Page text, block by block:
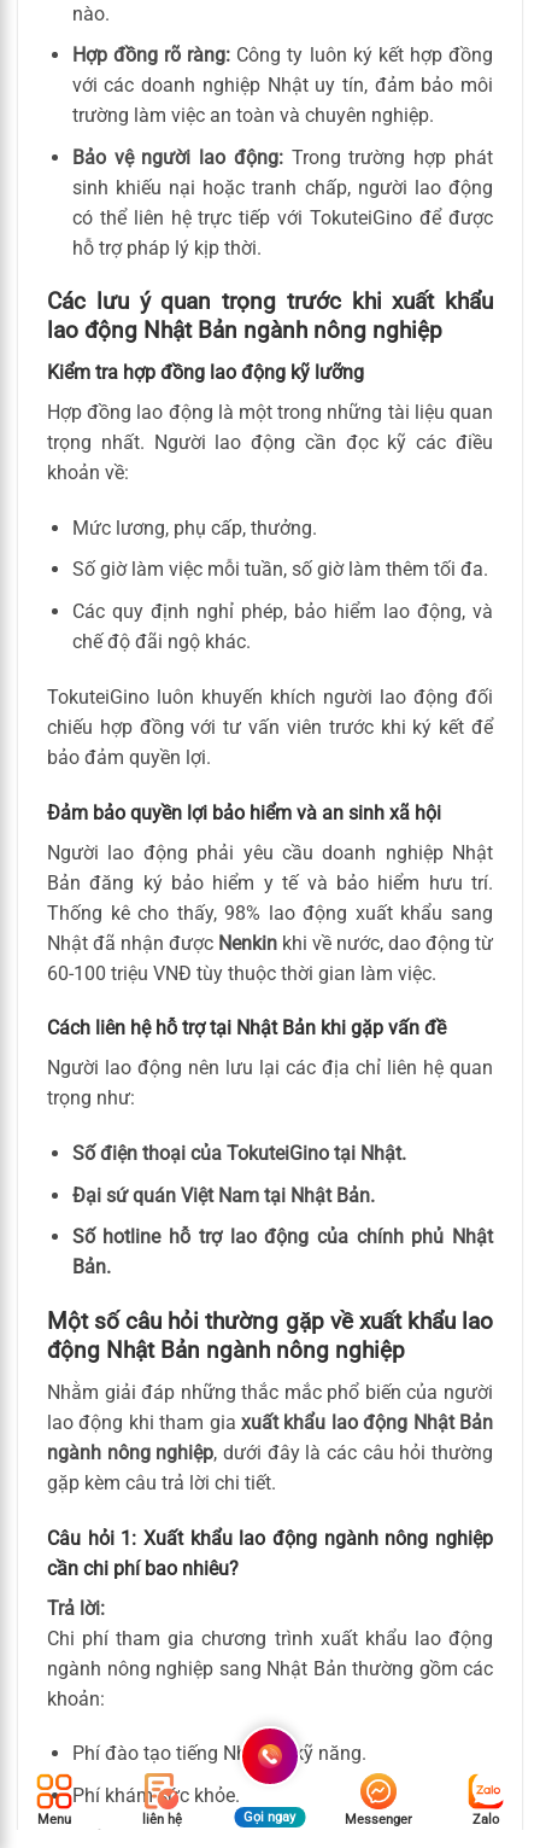
nào.
Hợp đồng rõ ràng: Công ty luôn ký kết hợp đồng
với các doanh nghiệp Nhật uy tín, đảm bảo môi
trường làm việc an toàn và chuyên nghiệp.
Bảo vệ người lao động:Trong trường hợp phát
sinh khiếu nại hoặc tranh chấp, người lao động
có thể liên hệ trực tiếp với TokuteiGino để được
hỗ trợ pháp lý kịp thời.
Các lưu ý quan trọng trước khi xuất khẩu
lao động Nhật Bản ngành nông nghiệp
Kiểm tra hợp đồng lao động kỹ lưỡng
Hợp đồng lao động là một trong những tài liệu quan
trọng nhất. Người lao động cần đọc kỹ các điều
khoản về:
Mức lương, phụ cấp, thưởng.
Số giờ làm việc mỗi tuần, số giờ làm thêm tối đa.
Các quy định nghỉ phép, bảo hiểm lao động, và
chế độ đãi ngộ khác.
TokuteiGino luôn khuyến khích người lao động đối
chiếu hợp đồng với tư vấn viên trước khi ký kết để
bảo đảm quyền lợi.
Đảm bảo quyền lợi bảo hiểm và an sinh xã hội
Người lao động phải yêu cầu doanh nghiệp Nhật
Bản đăng ký bảo hiểm y tế và bảo hiểm hưu trí.
Thống kê cho thấy, 98% lao động xuất khẩu sang
Nhật đã nhận được Nenkin khi về nước, dao động từ
60-100 triệu VNĐ tùy thuộc thời gian làm việc.
Cách liên hệ hỗ trợ tại Nhật Bản khi gặp vấn đề
Người lao động nên lưu lại các địa chỉ liên hệ quan
trọng như:
Số điện thoại của TokuteiGino tại Nhật.
Đại sứ quán Việt Nam tại Nhật Bản.
Số hotline hỗ trợ lao động của chính phủ Nhật
Bản.
Một số câu hỏi thường gặp về xuất khẩu lao
động Nhật Bản ngành nông nghiệp
Nhằm giải đáp những thắc mắc phổ biến của người
lao động khi tham gia xuất khẩu lao động Nhật Bản
ngành nông nghiệp, dưới đây là các câu hỏi thường
gặp kèm câu trả lời chi tiết.
Câu hỏi 1: Xuất khẩu lao động ngành nông nghiệp
cần chi phí bao nhiêu?
Trả lời:
Chi phí tham gia chương trình xuất khẩu lao động
ngành nông nghiệp sang Nhật Bản thường gồm các
khoản:
Phí đào tạo tiếng Nhật và kỹ năng.
Phí khám sức khỏe.
Phí xin visa, vé máy bay.
Menu liên hệ Gọi ngay Messenger Zalo